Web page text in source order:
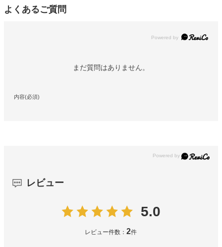
よくあるご質問
Powered by
まだ質問はありません。
内容(必須)
レビュー
5.0
レビュー件数：2件